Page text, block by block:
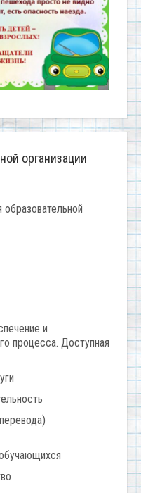
организации
образовательной
и
процесса. Доступная